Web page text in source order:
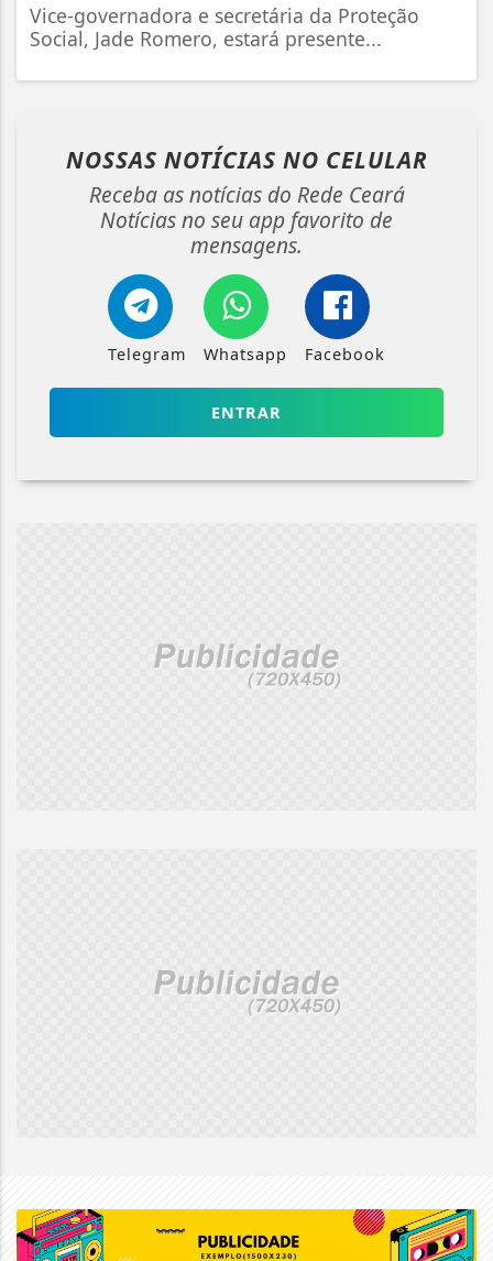
Vice-governadora e secretária da Proteção
Social, Jade Romero, estará presente...
NOSSAS NOTÍCIAS NO CELULAR
Receba as notícias do Rede Ceará
Notícias no seu app favorito de
mensagens.
Telegram Whatsapp Facebook
ENTRAR